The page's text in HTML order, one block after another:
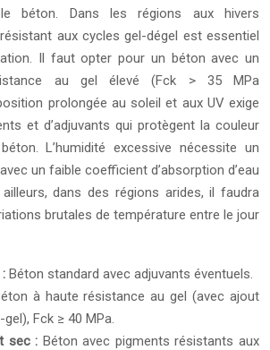
béton. Dans les régions aux hivers
aux cycles gel-dégel est essentiel
Il faut opter pour un béton avec un
au gel élevé (Fck > 35 MPa
prolongée au soleil et aux UV exige
et d’adjuvants qui protègent la couleur
L’humidité excessive nécessite un
un faible coefficient d’absorption d’eau
dans des régions arides, il faudra
brutales de température entre le jour
Béton standard avec adjuvants éventuels.
à haute résistance au gel (avec ajout
Fck ≥ 40 MPa.
sec : Béton avec pigments résistants aux